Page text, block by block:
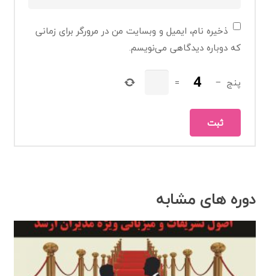
ذخیره نام، ایمیل و وبسایت من در مرورگر برای زمانی
که دوباره دیدگاهی می‌نویسم.
پنج −
=
دوره های مشابه